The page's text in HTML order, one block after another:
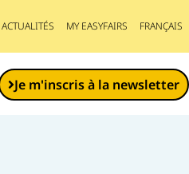
ACTUALITÉS MY EASYFAIRS FRANÇAIS
Je m'inscris à la newsletter